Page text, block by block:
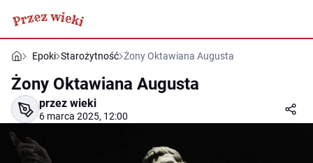
Epoki Starożytność Żony Oktawiana Augusta
Żony Oktawiana Augusta
przez wieki
6 marca 2025, 12:00